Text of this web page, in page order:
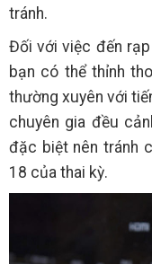
tránh.
Đối với việc đến
bạn có thể thỉnh
thường xuyên với
chuyên gia đều
đặc biệt nên tránh
18 của thai kỳ.